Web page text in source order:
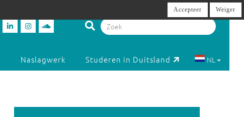
Naslagwerk Studeren in Duitsland NL
Accepteer Weiger